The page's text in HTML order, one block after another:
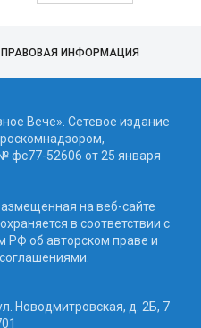
ПРАВОВАЯ ИНФОРМАЦИЯ
Вече». Сетевое издание
фc77-52606 от 25 января
на веб-сайте
в соответствии с
РФ об авторском праве и
Новодмитровская, д. 2Б, 7